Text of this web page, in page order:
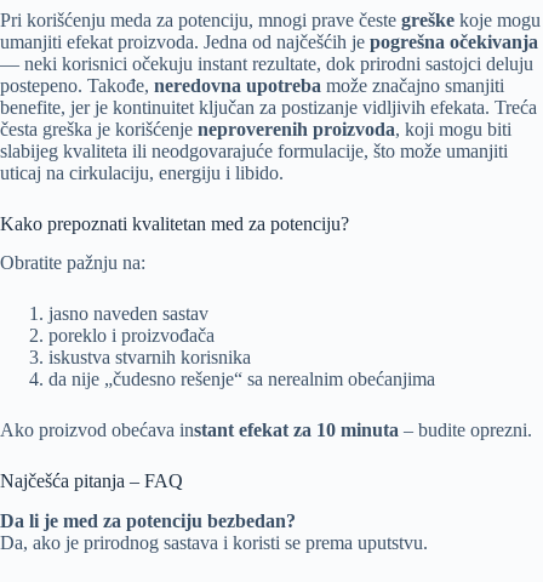
Pri korišćenju meda za potenciju, mnogi prave česte greške koje mogu
umanjiti efekat proizvoda. Jedna od najčešćih je pogrešna očekivanja
— neki korisnici očekuju instant rezultate, dok prirodni sastojci deluju
postepeno. Takođe, neredovna upotreba može značajno smanjiti
benefite, jer je kontinuitet ključan za postizanje vidljivih efekata. Treća
česta greška je korišćenje neproverenih proizvoda, koji mogu biti
slabijeg kvaliteta ili neodgovarajuće formulacije, što može umanjiti
uticaj na cirkulaciju, energiju i libido.
Kako prepoznati kvalitetan med za potenciju?
Obratite pažnju na:
jasno naveden sastav
poreklo i proizvođača
iskustva stvarnih korisnika
da nije „čudesno rešenje“ sa nerealnim obećanjima
Ako proizvod obećava instant efekat za 10 minuta – budite oprezni.
Najčešća pitanja – FAQ
Da li je med za potenciju bezbedan?
Da, ako je prirodnog sastava i koristi se prema uputstvu.